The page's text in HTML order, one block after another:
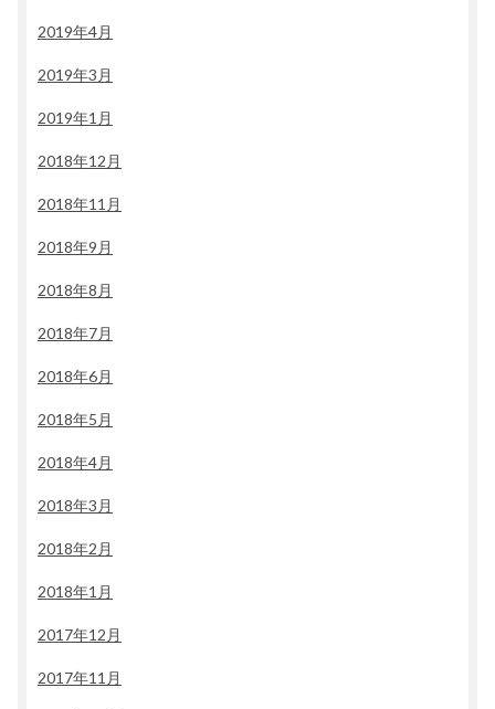
2019年4月
2019年3月
2019年1月
2018年12月
2018年11月
2018年9月
2018年8月
2018年7月
2018年6月
2018年5月
2018年4月
2018年3月
2018年2月
2018年1月
2017年12月
2017年11月